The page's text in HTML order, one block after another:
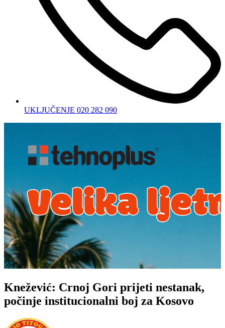
UKLJUČENJE 020 282 090
Knežević: Crnoj Gori prijeti nestanak,
počinje institucionalni boj za Kosovo